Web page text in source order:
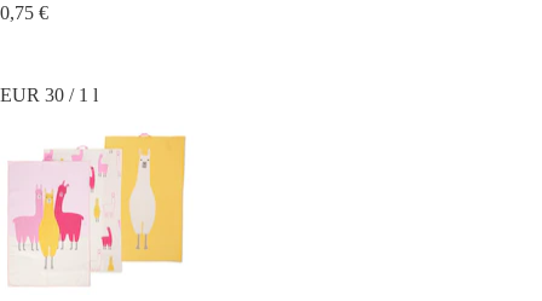
0,75 €
EUR 30 / 1 l